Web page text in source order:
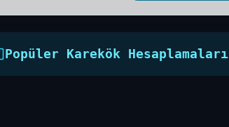
Popüler Karekök Hesaplamaları